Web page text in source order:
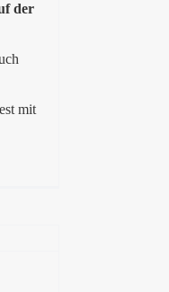
der
mit